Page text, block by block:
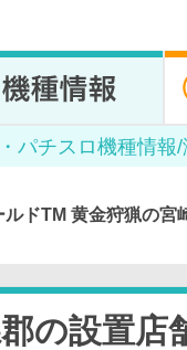
パチスロ機種情報
ドTM 黄金狩猟の宮
の設置店